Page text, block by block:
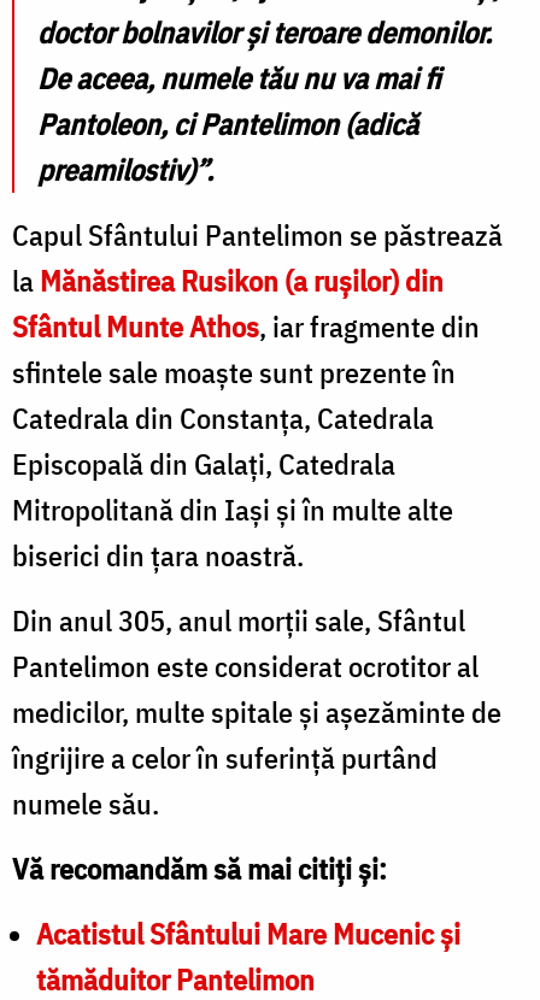
doctor bolnavilor și teroare demonilor.
De aceea, numele tău nu va mai fi
Pantoleon, ci Pantelimon (adică
preamilostiv)”.
Capul Sfântului Pantelimon se păstrează
laMănăstirea Rusikon (a rușilor) din
Sfântul Munte Athos, iar fragmente din
sfintele sale moaște sunt prezente în
Catedrala din Constanța, Catedrala
Episcopală din Galați, Catedrala
Mitropolitană din Iași și în multe alte
biserici din țara noastră.
Din anul 305, anul morții sale, Sfântul
Pantelimon este considerat ocrotitor al
medicilor, multe spitale și așezăminte de
îngrijire a celor în suferință purtând
numele său.
Vă recomandăm să mai citiți și:
Acatistul Sfântului Mare Mucenic şi
tămăduitor Pantelimon